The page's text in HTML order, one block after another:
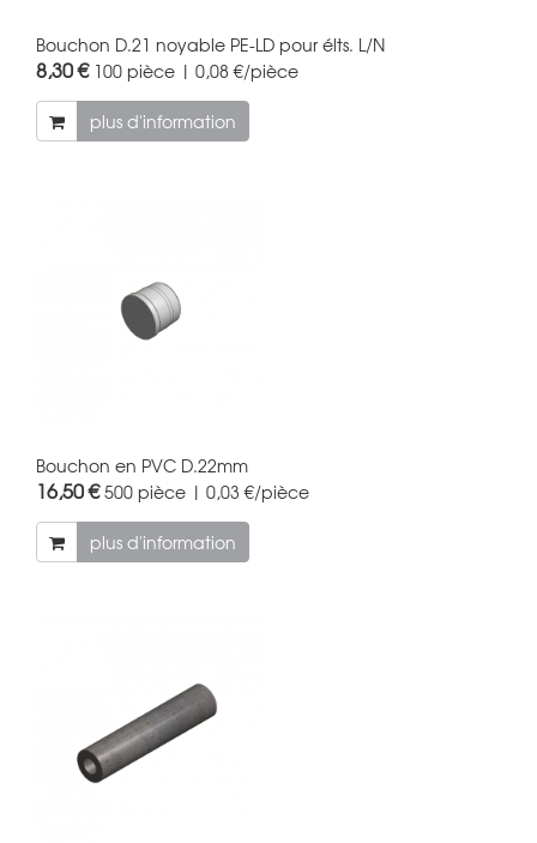
Bouchon D.21 noyable PE-LD pour élts. L/N
8,30 € 100 pièce | 0,08 €/pièce
plus d'information
Bouchon en PVC D.22mm
16,50 €500 pièce | 0,03 €/pièce
plus d'information